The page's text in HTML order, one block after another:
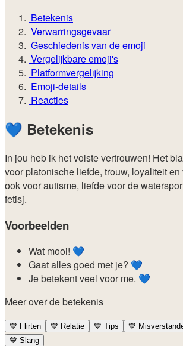
Betekenis
Verwarringsgevaar
Geschiedenis van de emoji
Vergelijkbare emoji's
Platformvergelijking
Emoji-details
Reacties
💙 Betekenis
In jou heb ik het volste vertrouwen! Het
voor platonische liefde, trouw, loyaliteit
ook voor autisme, liefde voor de
fetisj.
Voorbeelden
Wat mooi! 💙
Gaat alles goed met je? 💙
Je betekent veel voor me. 💙
Meer over de betekenis
💙 Flirten 💙 Relatie 💙 Tips 💙
💙 Slang